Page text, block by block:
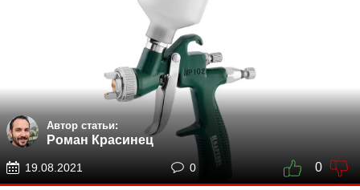
Автор статьи:
Роман Красинец
19.08.2021 0 0